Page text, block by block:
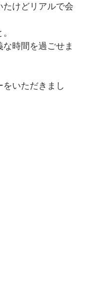
けどリアルで会
時間を過ごせま
いただきまし